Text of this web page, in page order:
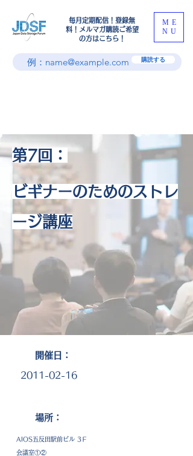
​毎月定期配信！登録無
料！メルマガ購読ご希望
の方はこちら！
ME
NU
購読する
第7回：
ビギナーのためのストレ
ージ講座
​開催日：
2011-02-16
​場所：
AIOS五反田駅前ビル 3Ｆ
会議室①②